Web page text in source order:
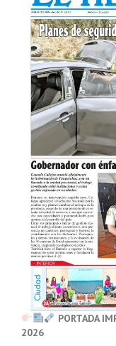
PORTADA
2026